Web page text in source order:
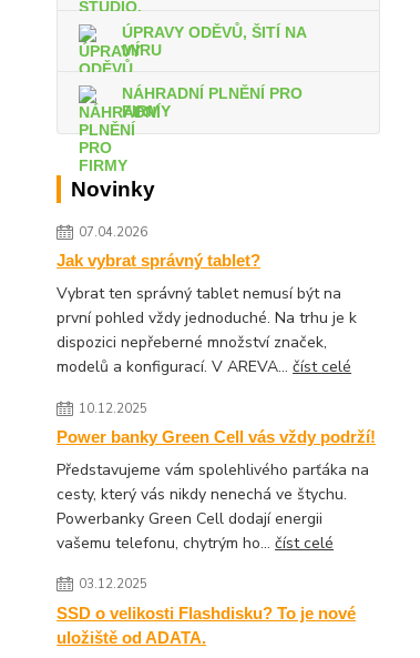
ÚPRAVY ODĚVŮ, ŠITÍ NA
MÍRU
NÁHRADNÍ PLNĚNÍ PRO
FIRMY
Novinky
07.04.2026
Jak vybrat správný tablet?
Vybrat ten správný tablet nemusí být na
první pohled vždy jednoduché. Na trhu je k
dispozici nepřeberné množství značek,
modelů a konfigurací. V AREVA...číst celé
10.12.2025
Power banky Green Cell vás vždy podrží!
Představujeme vám spolehlivého parťáka na
cesty, který vás nikdy nenechá ve štychu.
Powerbanky Green Cell dodají energii
vašemu telefonu, chytrým ho...číst celé
03.12.2025
SSD o velikosti Flashdisku? To je nové
uložiště od ADATA.